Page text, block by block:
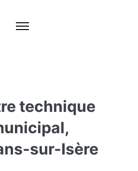
technique
sur-Isère